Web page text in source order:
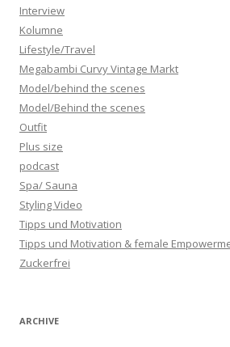
Interview
Kolumne
Lifestyle/Travel
Megabambi Curvy Vintage Markt
Model/behind the scenes
Model/Behind the scenes
Outfit
Plus size
podcast
Spa/ Sauna
Styling Video
Tipps und Motivation
Tipps und Motivation & female
Zuckerfrei
ARCHIVE